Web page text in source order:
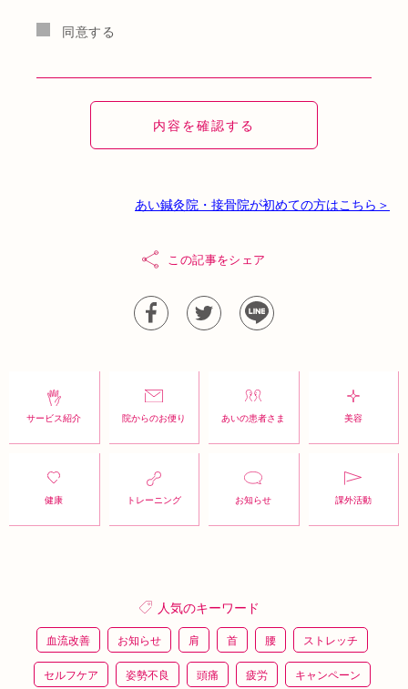
同意する
あい鍼灸院・接骨院が初めての方はこちら＞
この記事をシェア
サービス紹介 院からのお便り あいの患者さま 美容
健康 トレーニング お知らせ 課外活動
人気のキーワード
血流改善 お知らせ 肩 首 腰 ストレッチ
セルフケア 姿勢不良 頭痛 疲労 キャンペーン